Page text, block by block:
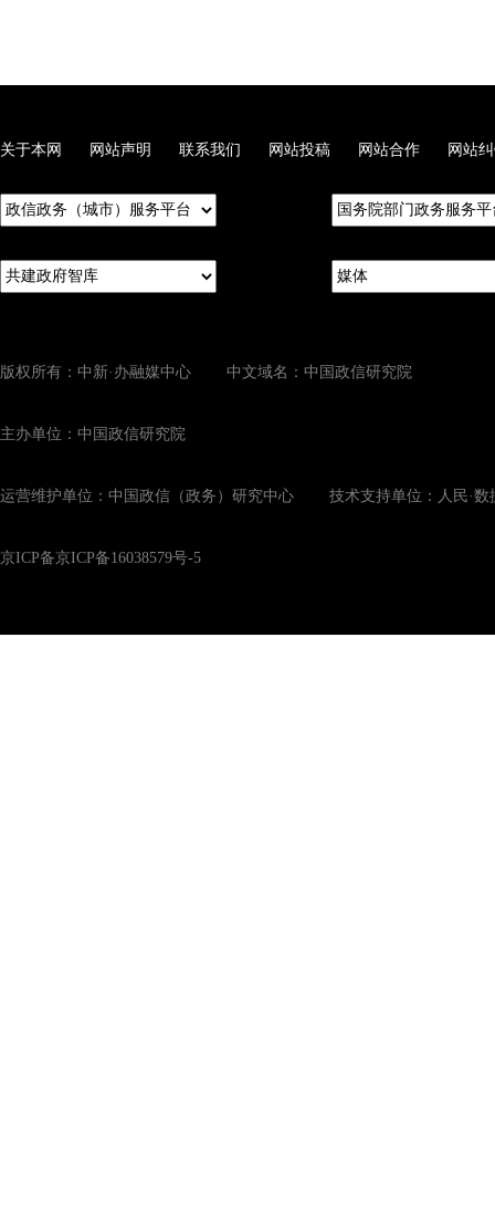
关于本网 网站声明 联系我们 网站投稿 网站合作 网站
版权所有：中新·办融媒中心 中文域名：中国政信研究院
主办单位：中国政信研究院
运营维护单位：中国政信（政务）研究中心 技术支持单位：人民·数
京ICP备京ICP备16038579号-5